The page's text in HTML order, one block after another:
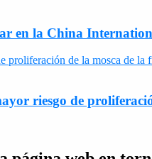
en la China
riesgo de